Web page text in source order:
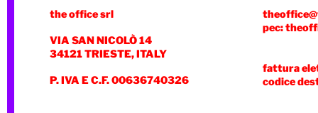
the office srl
VIA SAN NICOLÒ 14
34121 TRIESTE, ITALY
P. IVA E C.F. 00636740326
pec:
fattura
codice